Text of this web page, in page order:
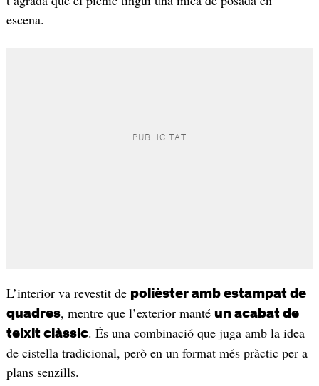
escena.
L’interior va revestit de polièster amb estampat de
quadres, mentre que l’exterior manté un acabat de
teixit clàssic. És una combinació que juga amb la idea
de cistella tradicional, però en un format més pràctic per a
plans senzills.